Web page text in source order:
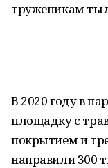
труженикам
В 2020 году в
площадку с
покрытием и
направили 300